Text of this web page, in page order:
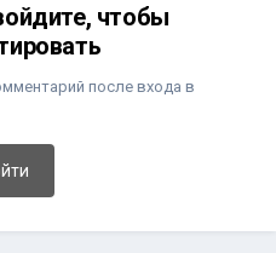
чтобы
после входа в